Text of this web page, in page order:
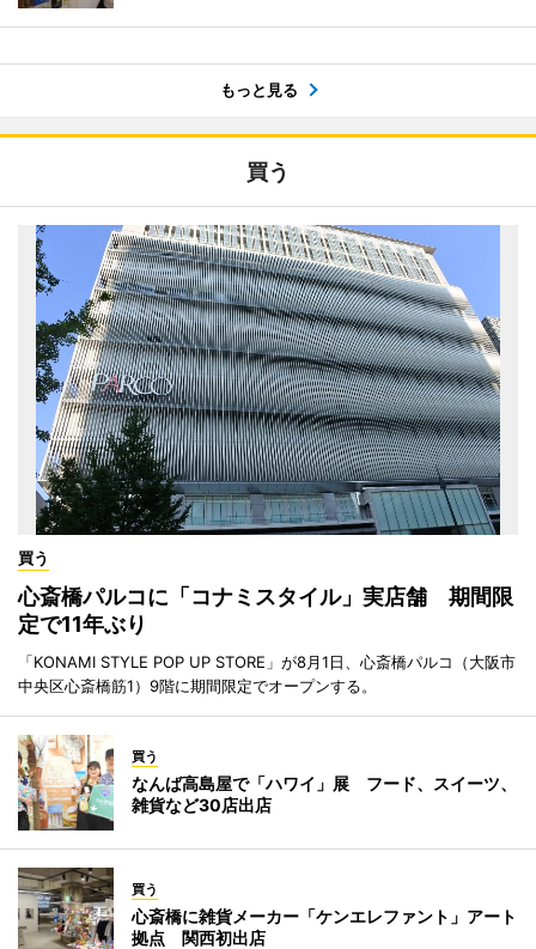
もっと見る
買う
買う
心斎橋パルコに「コナミスタイル」実店舗 期間限
定で11年ぶり
「KONAMI STYLE POP UP STORE」が8月1日、心斎橋パルコ（大阪市
中央区心斎橋筋1）9階に期間限定でオープンする。
買う
なんば高島屋で「ハワイ」展 フード、スイーツ、
雑貨など30店出店
買う
心斎橋に雑貨メーカー「ケンエレファント」アート
拠点 関西初出店